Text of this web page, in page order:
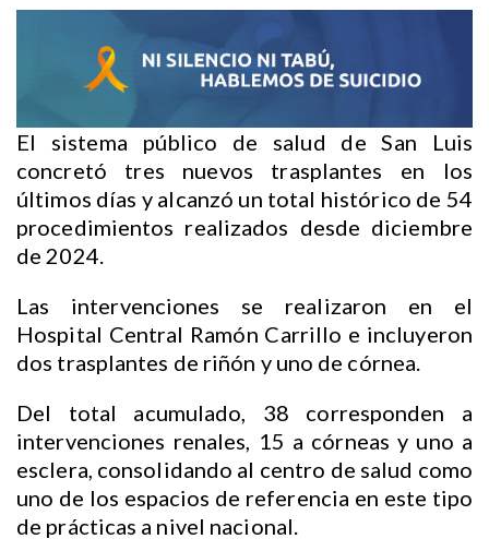
El sistema público de salud de San Luis
concretó tres nuevos trasplantes en los
últimos días y alcanzó un total histórico de 54
procedimientos realizados desde diciembre
de 2024.
Las intervenciones se realizaron en el
Hospital Central Ramón Carrillo e incluyeron
dos trasplantes de riñón y uno de córnea.
Del total acumulado, 38 corresponden a
intervenciones renales, 15 a córneas y uno a
esclera, consolidando al centro de salud como
uno de los espacios de referencia en este tipo
de prácticas a nivel nacional.